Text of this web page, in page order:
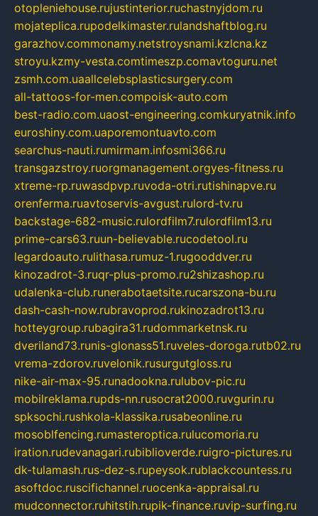
otopleniehouse.rujustinterior.ruchastnyjdom.ru
mojateplica.rupodelkimaster.rulandshaftblog.ru
garazhov.commonamy.netstroysnami.kzlcna.kz
stroyu.kzmy-vesta.comtimeszp.comavtoguru.net
zsmh.com.uaallcelebsplasticsurgery.com
all-tattoos-for-men.compoisk-auto.com
best-radio.com.uaost-engineering.comkuryatnik.info
euroshiny.com.uaporemontuavto.com
searchus-nauti.rumirmam.infosmi366.ru
transgazstroy.ruorgmanagement.orgyes-fitness.ru
xtreme-rp.ruwasdpvp.ruvoda-otri.rutishinapve.ru
orenferma.ruavtoservis-avgust.rulord-tv.ru
backstage-682-music.rulordfilm7.rulordfilm13.ru
prime-cars63.ruun-believable.rucodetool.ru
legardoauto.rulithasa.rumuz-1.rugooddver.ru
kinozadrot-3.ruqr-plus-promo.ru2shizashop.ru
udalenka-club.runerabotaetsite.rucarszona-bu.ru
dash-cash-now.rubravoprod.rukinozadrot13.ru
hotteygroup.rubagira31.rudommarketnsk.ru
dveriland73.runis-glonass51.ruveles-doroga.rutb02.ru
vrema-zdorov.ruvelonik.rusurgutgloss.ru
nike-air-max-95.runadookna.rulubov-pic.ru
mobilreklama.rupds-nn.rusocrat2000.ruvgurin.ru
spksochi.rushkola-klassika.rusabeonline.ru
mosoblfencing.rumasteroptica.rulucomoria.ru
iration.rudevanagari.rubiblioverde.ruigro-pictures.ru
dk-tulamash.rus-dez-s.rupeysok.rublackcountess.ru
asoftdoc.ruscifichannel.ruocenka-appraisal.ru
mudconnector.ruhitstih.rupik-finance.ruvip-surfing.ru